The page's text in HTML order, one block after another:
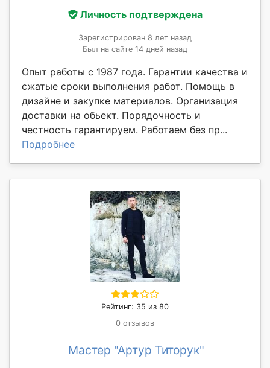
Личность подтверждена
Зарегистрирован 8 лет назад
Был на сайте 14 дней назад
Опыт работы с 1987 года. Гарантии качества и
сжатые сроки выполнения работ. Помощь в
дизайне и закупке материалов. Организация
доставки на обьект. Порядочность и
честность гарантируем. Работаем без пр...
Подробнее
Рейтинг: 35 из 80
0 отзывов
Мастер "Артур Титорук"